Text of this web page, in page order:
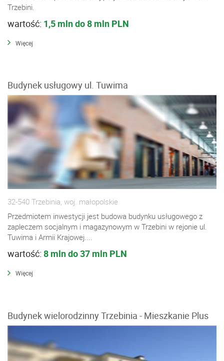
Trzebini.
wartość: 1,5 mln do 8 mln PLN
Więcej
Budynek usługowy ul. Tuwima
32-540 Trzebinia, woj. małopolskie
Przedmiotem inwestycji jest budowa budynku usługowego z
zapleczem socjalnym i magazynowym w Trzebini w rejonie ul.
Tuwima i Armii Krajowej....
wartość: 8 mln do 37 mln PLN
Więcej
Budynek wielorodzinny Trzebinia - Mieszkanie Plus